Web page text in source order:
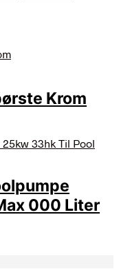
Krom
kr..
000 Liter